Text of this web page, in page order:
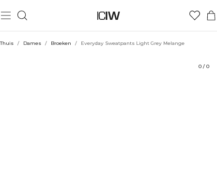
Thuis / Dames / Broeken / Everyday Sweatpants Light Grey Melange
0 / 0